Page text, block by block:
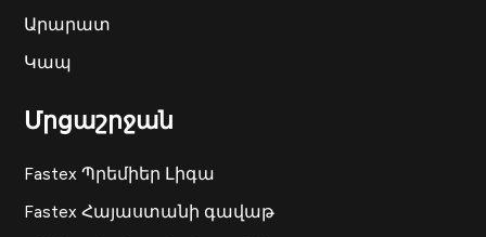
Արարատ
Կապ
Մրցաշրջան
Fastex Պրեմիեր Լիգա
Fastex Հայաստանի գավաթ